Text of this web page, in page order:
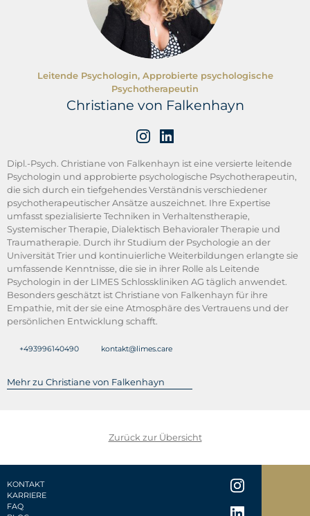
angstzustaende-ausloesen-11142.html
Leitende Psychologin, Approbierte psychologische
Psychotherapeutin
Christiane von Falkenhayn
Dipl.-Psych. Christiane von Falkenhayn ist eine versierte leitende
Psychologin und approbierte psychologische Psychotherapeutin,
die sich durch ein tiefgehendes Verständnis verschiedener
psychotherapeutischer Ansätze auszeichnet. Ihre Expertise
umfasst spezialisierte Techniken in Verhaltenstherapie,
Systemischer Therapie, Dialektisch Behavioraler Therapie und
Traumatherapie. Durch ihr Studium der Psychologie an der
Universität Trier und kontinuierliche Weiterbildungen erlangte sie
umfassende Kenntnisse, die sie in ihrer Rolle als Leitende
Psychologin in der LIMES Schlosskliniken AG täglich anwendet.
Besonders geschätzt ist Christiane von Falkenhayn für ihre
Empathie, mit der sie eine Atmosphäre des Vertrauens und der
persönlichen Entwicklung schafft.
+493996140490 kontakt@limes.care
Mehr zu Christiane von Falkenhayn
Zurück zur Übersicht
KONTAKT
KARRIERE
FAQ